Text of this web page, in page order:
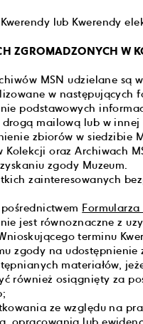
lub Kwerendy
ZGROMADZONYCH W
MSN udzielane są
w następujących
podstawowych
mailową lub w
zbiorów w siedzibie
oraz Archiwach
zgody Muzeum.
zainteresowanych
Formularza
jest równoznaczne z
terminu
zgody na udostępnienie
materiałów,
również osiągnięty za
ze względu na